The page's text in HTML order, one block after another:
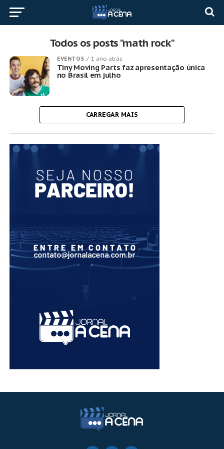
Todos os posts "math rock"
EVENTOS 1 ano atrás
Tiny Moving Parts faz apresentação única
no Brasil em julho
CARREGAR MAIS